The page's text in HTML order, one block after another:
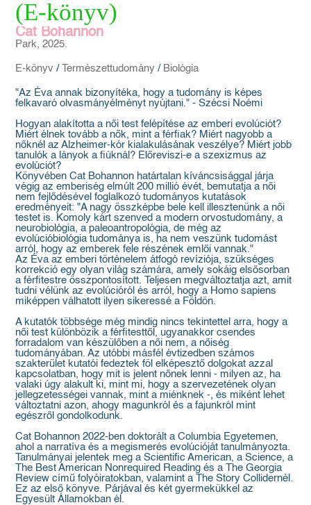
(E-könyv)
Cat Bohannon
Park, 2025.
E-könyv / Természettudomány / Biológia
"Az Éva annak bizonyítéka, hogy a tudomány is képes
felkavaró olvasmányélményt nyújtani." - Szécsi Noémi
Hogyan alakította a női test felépítése az emberi evolúciót?
Miért élnek tovább a nők, mint a férfiak? Miért nagyobb a
nőknél az Alzheimer-kór kialakulásának veszélye? Miért jobb
tanulók a lányok a fiúknál? Előreviszi-e a szexizmus az
evolúciót?
Könyvében Cat Bohannon határtalan kíváncsisággal járja
végig az emberiség elmúlt 200 millió évét, bemutatja a női
nem fejlődésével foglalkozó tudományos kutatások
eredményeit: "A nagy összképbe bele kell illesztenünk a női
testet is. Komoly kárt szenved a modern orvostudomány, a
neurobiológia, a paleoantropológia, de még az
evolúcióbiológia tudománya is, ha nem veszünk tudomást
arról, hogy az emberek fele részének emlői vannak."
Az Éva az emberi történelem átfogó revíziója, szükséges
korrekció egy olyan világ számára, amely sokáig elsősorban
a férfitestre összpontosított. Teljesen megváltoztatja azt, amit
tudni vélünk az evolúcióról és arról, hogy a Homo sapiens
miképpen válhatott ilyen sikeressé a Földön.
A kutatók többsége még mindig nincs tekintettel arra, hogy a
női test különbözik a férfitesttől, ugyanakkor csendes
forradalom van készülőben a női nem, a nőiség
tudományában. Az utóbbi másfél évtizedben számos
szakterület kutatói fedeztek föl elképesztő dolgokat azzal
kapcsolatban, hogy mit is jelent nőnek lenni - milyen az, ha
valaki úgy alakult ki, mint mi, hogy a szervezetének olyan
jellegzetességei vannak, mint a miénknek -, és miként lehet
változtatni azon, ahogy magunkról és a fajunkról mint
egészről gondolkodunk.
Cat Bohannon 2022-ben doktorált a Columbia Egyetemen,
ahol a narratíva és a megismerés evolúcióját tanulmányozta.
Tanulmányai jelentek meg a Scientific American, a Science, a
The Best American Nonrequired Reading és a The Georgia
Review című folyóiratokban, valamint a The Story Collidernél.
Ez az első könyve. Párjával és két gyermekükkel az
Egyesült Államokban él.